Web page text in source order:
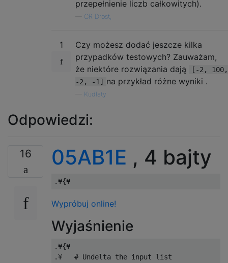
przepełnienie liczb całkowitych).
CR Drost,
1
Czy możesz dodać jeszcze kilka
przypadków testowych? Zauważam,
że niektóre rozwiązania dają
[-2, 100,
-2, -1]
na przykład różne wyniki .
Kudłaty
Odpowiedzi:
16 05AB1E , 4 bajty
Wypróbuj online!
Wyjaśnienie
.¥{¥
.¥   # Undelta the input list